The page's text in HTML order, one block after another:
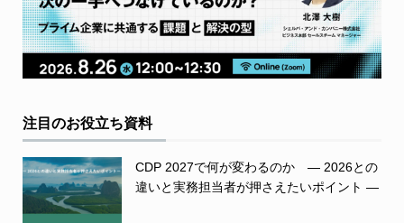
注目のお役立ち資料
CDP 2027で何が変わるのか ― 2026との
違いと実務担当者が押さえたいポイント ―